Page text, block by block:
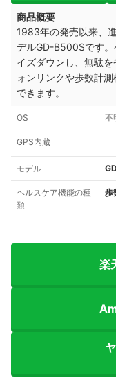
商品概要
1983年の発売以来、
デルGD-B500Sです
イズダウンし、無駄
ォンリンクや歩数計
できます。
OS 不
GPS内蔵
モデル
ヘルスケア機能の種
類
歩
楽